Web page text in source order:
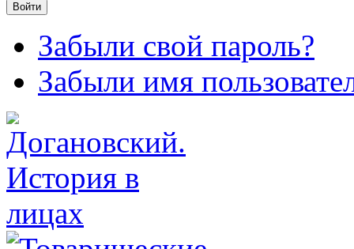
Забыли свой пароль?
Забыли имя